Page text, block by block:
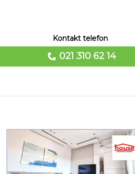
Kontakt telefon
021 310 62 14